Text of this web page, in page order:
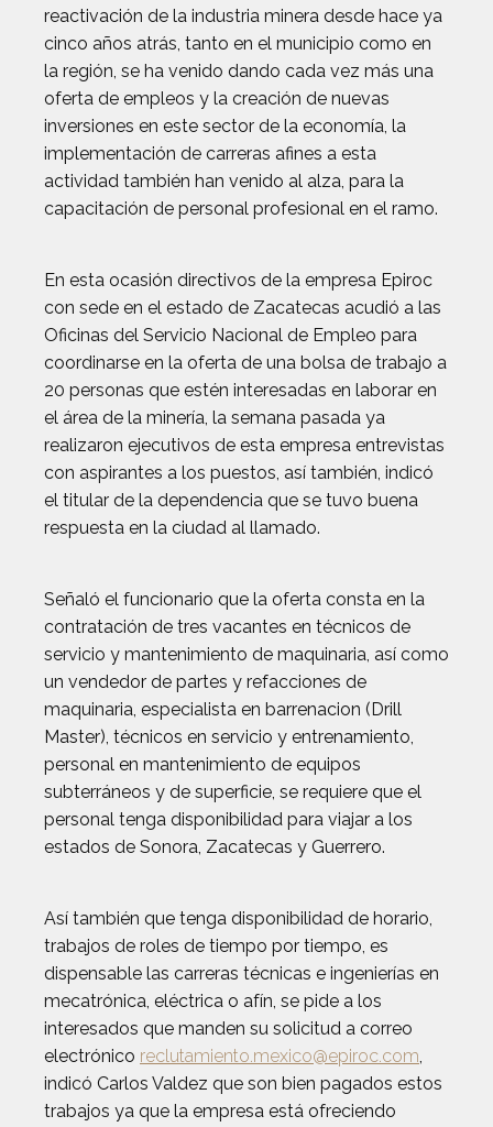
reactivación de la industria minera desde hace ya
cinco años atrás, tanto en el municipio como en
la región, se ha venido dando cada vez más una
oferta de empleos y la creación de nuevas
inversiones en este sector de la economía, la
implementación de carreras afines a esta
actividad también han venido al alza, para la
capacitación de personal profesional en el ramo.
En esta ocasión directivos de la empresa Epiroc
con sede en el estado de Zacatecas acudió a las
Oficinas del Servicio Nacional de Empleo para
coordinarse en la oferta de una bolsa de trabajo a
20 personas que estén interesadas en laborar en
el área de la minería, la semana pasada ya
realizaron ejecutivos de esta empresa entrevistas
con aspirantes a los puestos, así también, indicó
el titular de la dependencia que se tuvo buena
respuesta en la ciudad al llamado.
Señaló el funcionario que la oferta consta en la
contratación de tres vacantes en técnicos de
servicio y mantenimiento de maquinaria, así como
un vendedor de partes y refacciones de
maquinaria, especialista en barrenacion (Drill
Master), técnicos en servicio y entrenamiento,
personal en mantenimiento de equipos
subterráneos y de superficie, se requiere que el
personal tenga disponibilidad para viajar a los
estados de Sonora, Zacatecas y Guerrero.
Así también que tenga disponibilidad de horario,
trabajos de roles de tiempo por tiempo, es
dispensable las carreras técnicas e ingenierías en
mecatrónica, eléctrica o afín, se pide a los
interesados que manden su solicitud a correo
electrónico reclutamiento.mexico@epiroc.com,
indicó Carlos Valdez que son bien pagados estos
trabajos ya que la empresa está ofreciendo